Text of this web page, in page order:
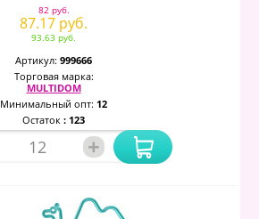
82 руб.
87.17 руб.
93.63 руб.
Артикул: 999666
Торговая марка:
MULTIDOM
Минимальный опт: 12
Остаток : 123
+